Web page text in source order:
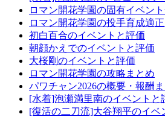
ロマン開花学園の固有イベン
ロマン開花学園の投手育成適
初白百合のイベントと評価
朝顔かえでのイベントと評価
大桜剛のイベントと評価
ロマン開花学園の攻略まとめ
パワチャン2026の概要・報酬
[水着]泡瀬満里南のイベントと
[復活の二刀流]大谷翔平のイベ